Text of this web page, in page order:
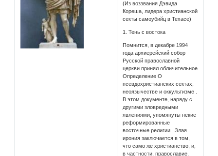
(Из воззвания Дэвида
Кореша, лидера христианской
секты самоубийц в Техасе)
1. Тень с востока
Помнится, в декабре 1994
года архиерейский собор
Русской православной
церкви принял обличительное
Определение О
псевдохристианских сектах,
неоязычестве и оккультизме .
В этом документе, наряду с
другими зловредными
явлениями, упомянуты некие
реформированные
восточные религии . Злая
ирония заключается в том,
что само же христианство, и,
в частности, православие,